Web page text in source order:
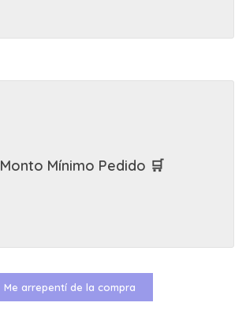
Monto Mínimo Pedido 🛒
Me arrepentí de la compra